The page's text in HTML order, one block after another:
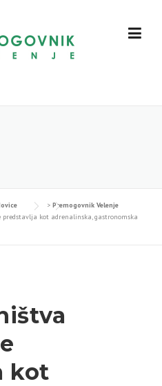
> Premogovnik Velenje
predstavlja kot adrenalinska, gastronomska
kot